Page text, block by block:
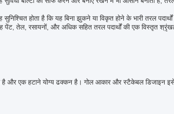
होता है कि यह बिना झुकने या विकृत होने के भारी तरल
तेल, रसायनों, और अधिक सहित तरल पदार्थों की एक विस्तृत
है और एक हटाने योग्य ढक्कन है। गोल आकार और स्टैकेबल डिजाइन